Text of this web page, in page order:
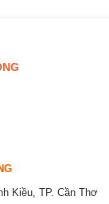
Kiều, TP. Cần Thơ